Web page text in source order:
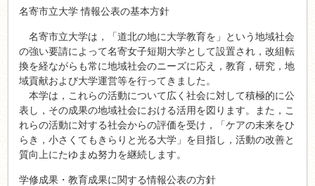
名寄市立大学 情報公表の基本方針
名寄市立大学は，「道北の地に大学教育を」という地域社会
の強い要請によって名寄女子短期大学として設置され，改組転
換を経ながらも常に地域社会のニーズに応え，教育，研究，地
域貢献および大学運営等を行ってきました。
本学は，これらの活動について広く社会に対して積極的に公
表し，その成果の地域社会における活用を図ります。また，こ
れらの活動に対する社会からの評価を受け，「ケアの未来をひ
らき，小さくてもきらりと光る大学」を目指し，活動の改善と
質向上にたゆまぬ努力を継続します。
学修成果・教育成果に関する情報公表の方針